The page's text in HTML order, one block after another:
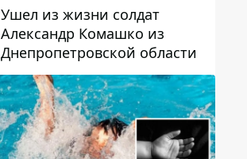
Ушел из жизни солдат
Александр Комашко из
Днепропетровской области